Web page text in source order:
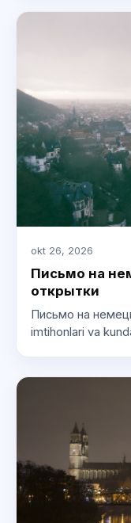
okt 26, 2026
Письмо на
открытки
Письмо на
imtihonlari va